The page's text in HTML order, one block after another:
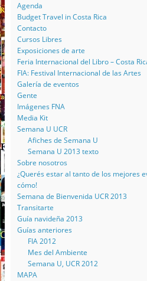
Agenda
Budget Travel in Costa Rica
Contacto
Cursos Libres
Exposiciones de arte
Feria Internacional del Libro – Costa
FIA: Festival Internacional de las Artes
Galería de eventos
Gente
Imágenes FNA
Media Kit
Semana U UCR
Afiches de Semana U
Semana U 2013 texto
Sobre nosotros
¿Querés estar al tanto de los mejores
cómo!
Semana de Bienvenida UCR 2013
Transitarte
Guía navideña 2013
Guías anteriores
FIA 2012
Mes del Ambiente
Semana U, UCR 2012
MAPA